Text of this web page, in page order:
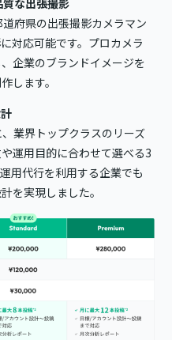
府県の出張撮影カメラマン
対応可能です。プロカメラ
企業のブランドイメージを
します。
業界トップクラスのリーズ
運用目的に合わせて選べる3
用代行を利用する企業でも
を実現しました。